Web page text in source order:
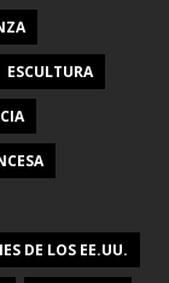
ESCULTURA
DE LOS EE.UU.